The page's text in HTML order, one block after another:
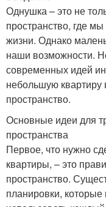
Однушка – это не
пространство, где
жизни. Однако
наши возможности.
современных идей
небольшую
пространство.
Основные идеи для
пространства
Первое, что нужно
квартиры, – это
пространство.
планировки,